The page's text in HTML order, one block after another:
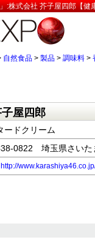
:株式会社 芥子屋四郎【健
自然食品 > 製品 > 調味料 >
屋四郎
ードクリーム
0822 埼玉県さいた
http://